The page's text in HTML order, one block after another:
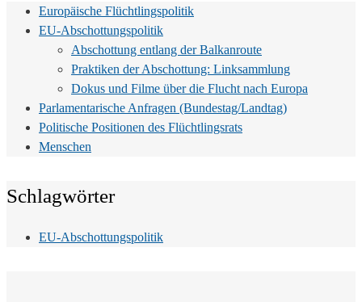
Europäische Flüchtlingspolitik
EU-Abschottungspolitik
Abschottung entlang der Balkanroute
Praktiken der Abschottung: Linksammlung
Dokus und Filme über die Flucht nach Europa
Parlamentarische Anfragen (Bundestag/Landtag)
Politische Positionen des Flüchtlingsrats
Menschen
Schlagwörter
EU-Abschottungspolitik